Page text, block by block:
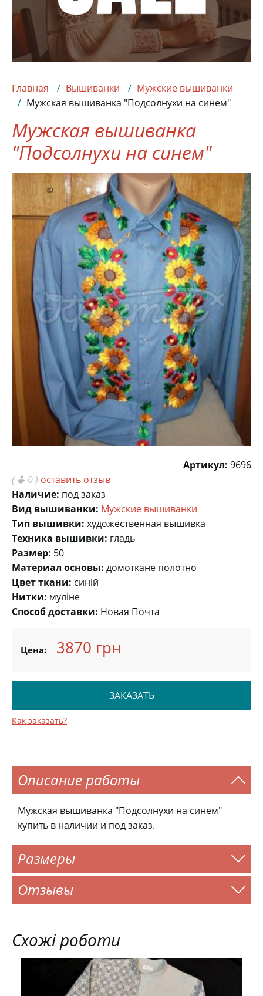
Главная Вышиванки
Мужские вышиванки
Мужская вышиванка "Подсолнухи на синем"
Мужская вышиванка
"Подсолнухи на синем"
Артикул: 9696
(
0 ) оставить отзыв
Наличие: под заказ
Вид вышиванки: Мужские вышиванки
Тип вышивки: художественная вышивка
Техника вышивки: гладь
Размер: 50
Материал основы: домоткане полотно
Цвет ткани: синій
Нитки: муліне
Способ доставки: Новая Почта
Цена: 3870 грн
ЗАКАЗАТЬ
Как заказать?
Описание работы
Мужская вышиванка "Подсолнухи на синем"
купить в наличии и под заказ.
Размеры
Отзывы
Схожі роботи